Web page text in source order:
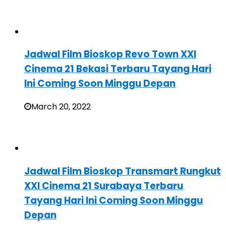
Jadwal Film Bioskop Revo Town XXI
Cinema 21 Bekasi Terbaru Tayang Hari
Ini Coming Soon Minggu Depan
March 20, 2022
Jadwal Film Bioskop Transmart Rungkut
XXI Cinema 21 Surabaya Terbaru
Tayang Hari Ini Coming Soon Minggu
Depan